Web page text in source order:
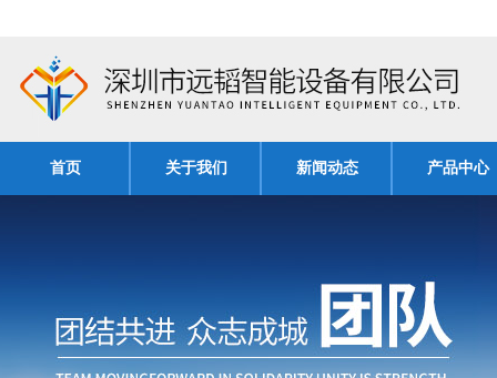
首页 关于我们 新闻动态 产品中心